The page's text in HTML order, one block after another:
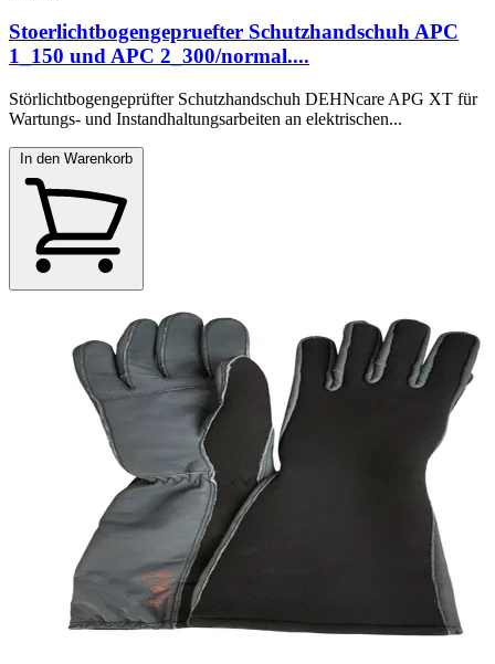
Stoerlichtbogengepruefter Schutzhandschuh APC
1_150 und APC 2_300/normal....
Störlichtbogengeprüfter Schutzhandschuh DEHNcare APG XT für
Wartungs- und Instandhaltungsarbeiten an elektrischen...
In den Warenkorb